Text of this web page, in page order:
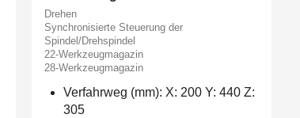
Drehen
Synchronisierte Steuerung der
Spindel/Drehspindel
22-Werkzeugmagazin
28-Werkzeugmagazin
Verfahrweg (mm): X: 200 Y: 440 Z:
305